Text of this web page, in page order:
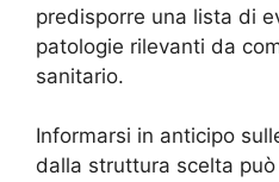
predisporre una lista di
patologie rilevanti da
sanitario.
Informarsi in anticipo
dalla struttura scelta